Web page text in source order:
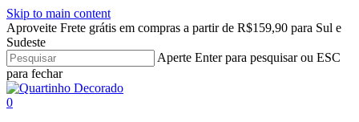
Skip to main content
Aproveite Frete grátis em compras a partir de R$159,90 para Sul e
Sudeste
Aperte Enter para pesquisar ou ESC
para fechar
Close
Search
search
account
0